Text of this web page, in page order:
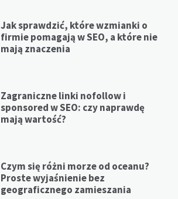
Jak sprawdzić, które wzmianki o
firmie pomagają w SEO, a które nie
mają znaczenia
Zagraniczne linki nofollow i
sponsored w SEO: czy naprawdę
mają wartość?
Czym się różni morze od oceanu?
Proste wyjaśnienie bez
geograficznego zamieszania